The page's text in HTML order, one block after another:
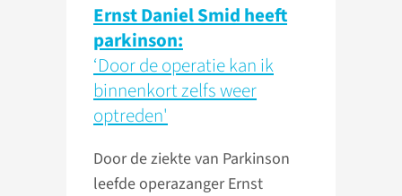
Ernst Daniel Smid heeft
parkinson:
‘Door de operatie kan ik
binnenkort zelfs weer
optreden'
Door de ziekte van Parkinson
leefde operazanger Ernst